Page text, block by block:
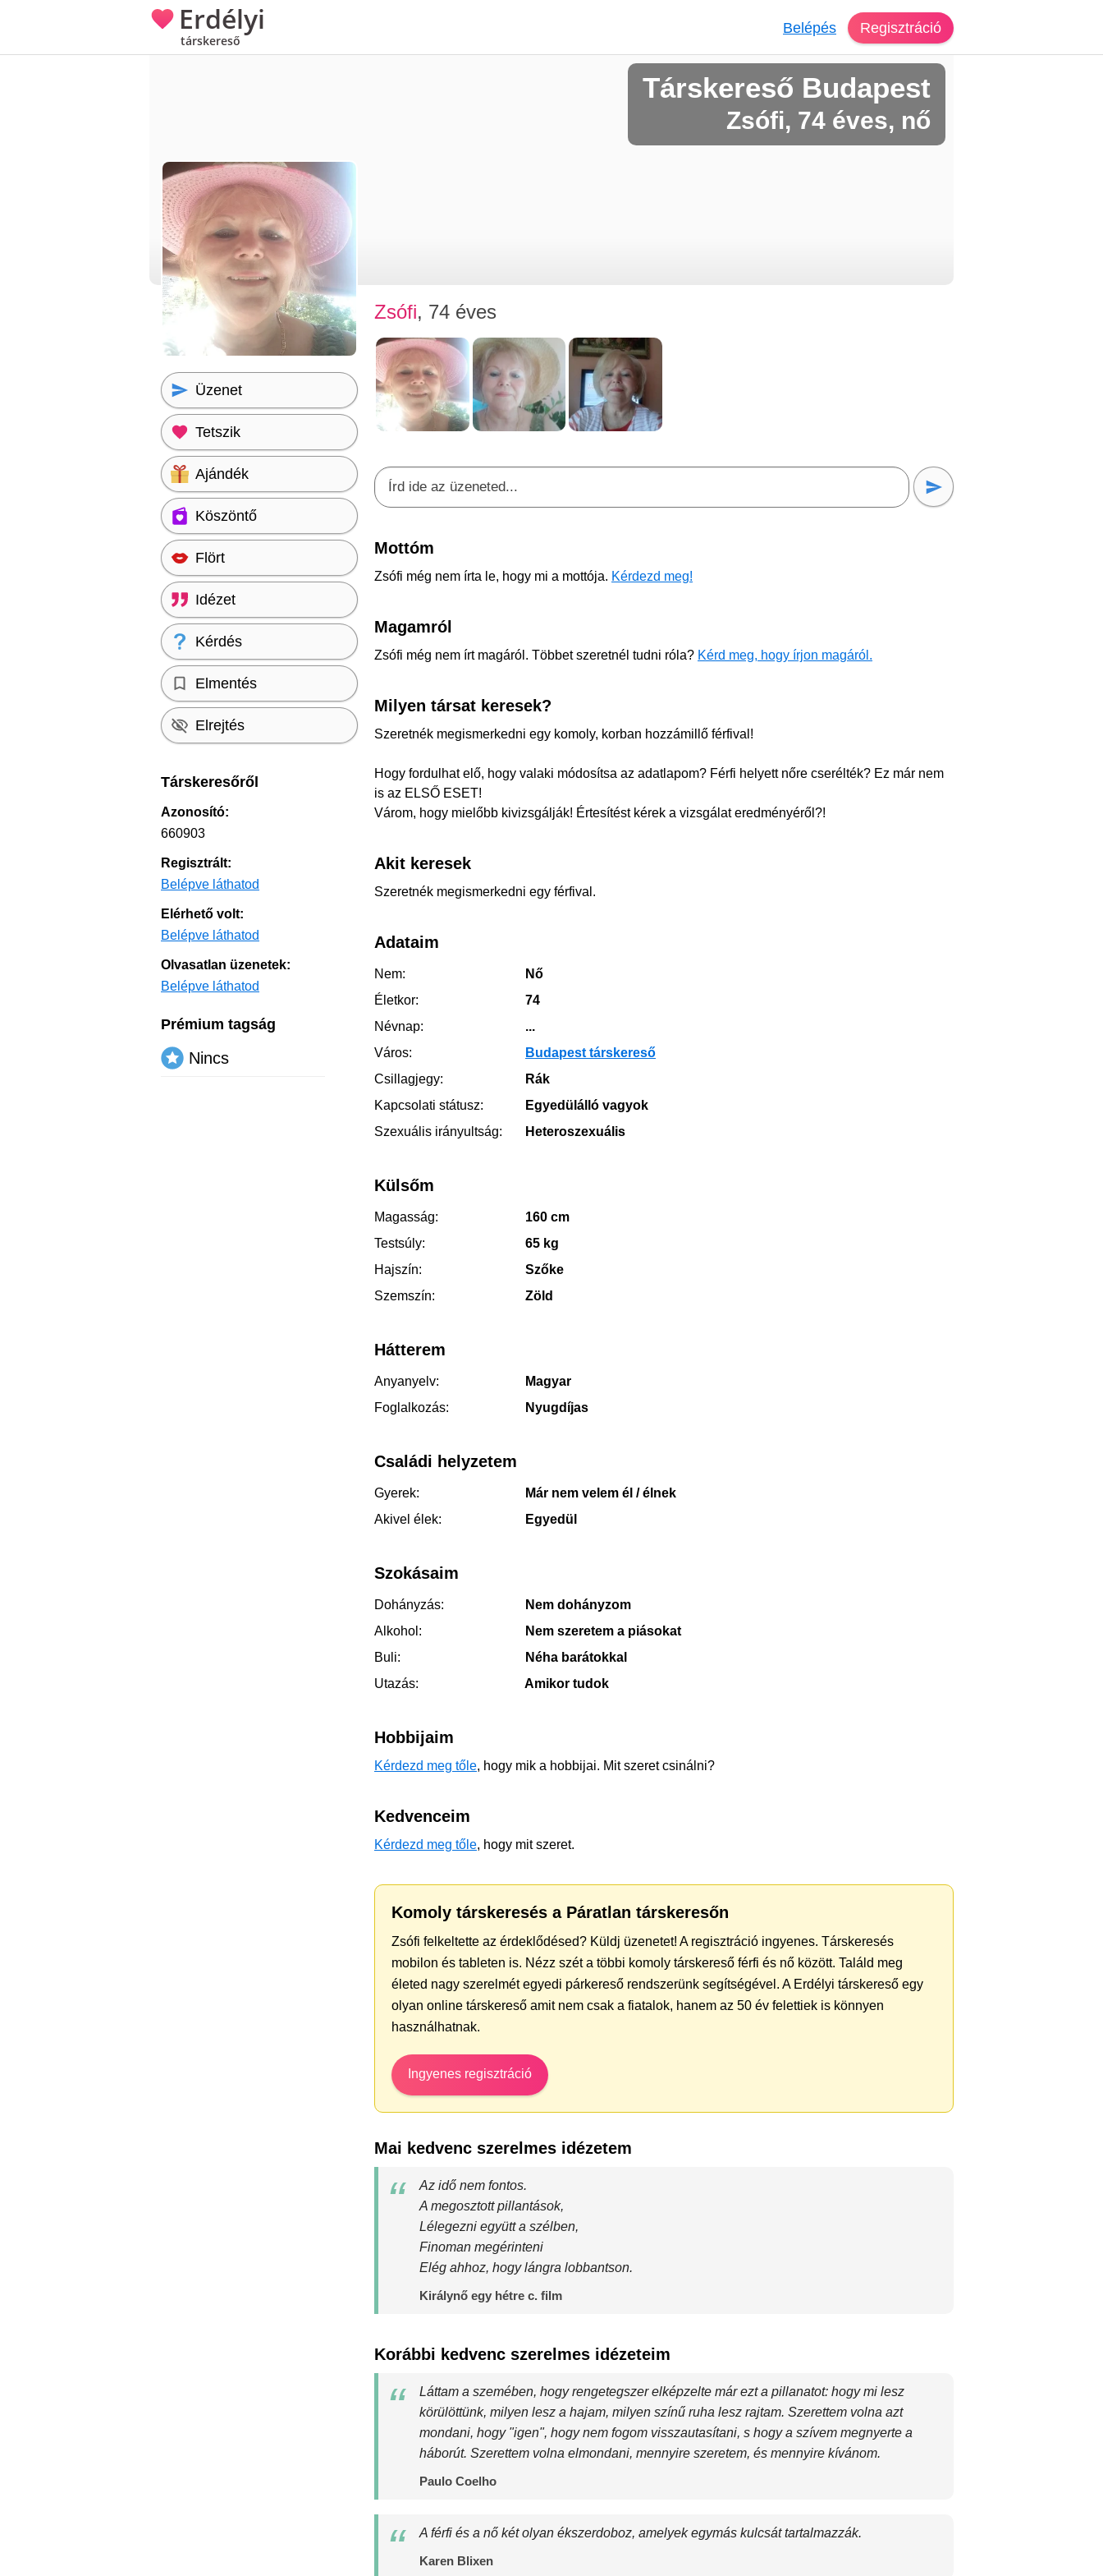
Erdélyi
társkereső
Belépés Regisztráció
Társkereső Budapest
Zsófi, 74 éves, nő
Zsófi, 74 éves
Mottóm
Zsófi még nem írta le, hogy mi a mottója. Kérdezd meg!
Magamról
Zsófi még nem írt magáról. Többet szeretnél tudni róla? Kérd meg, hogy írjon magáról.
Milyen társat keresek?
Szeretnék megismerkedni egy komoly, korban hozzámillő férfival!
Hogy fordulhat elő, hogy valaki módosítsa az adatlapom? Férfi helyett nőre cserélték? Ez már nem
is az ELSŐ ESET!
Várom, hogy mielőbb kivizsgálják! Értesítést kérek a vizsgálat eredményéről?!
Akit keresek
Szeretnék megismerkedni egy férfival.
Adataim
Nem:
Nő
Életkor:
74
Névnap:
...
Város:
Budapest társkereső
Csillagjegy:
Rák
Kapcsolati státusz:
Egyedülálló vagyok
Szexuális irányultság:
Heteroszexuális
Külsőm
Magasság:
160 cm
Testsúly:
65 kg
Hajszín:
Szőke
Szemszín:
Zöld
Hátterem
Anyanyelv:
Magyar
Foglalkozás:
Nyugdíjas
Családi helyzetem
Gyerek:
Már nem velem él / élnek
Akivel élek:
Egyedül
Szokásaim
Dohányzás:
Nem dohányzom
Alkohol:
Nem szeretem a piásokat
Buli:
Néha barátokkal
Utazás:
Amikor tudok
Hobbijaim
Kérdezd meg tőle, hogy mik a hobbijai. Mit szeret csinálni?
Kedvenceim
Kérdezd meg tőle, hogy mit szeret.
Komoly társkeresés a Páratlan társkeresőn
Zsófi felkeltette az érdeklődésed? Küldj üzenetet! A regisztráció ingyenes. Társkeresés
mobilon és tableten is. Nézz szét a többi komoly társkereső férfi és nő között. Találd meg
életed nagy szerelmét egyedi párkereső rendszerünk segítségével. A Erdélyi társkereső egy
olyan online társkereső amit nem csak a fiatalok, hanem az 50 év felettiek is könnyen
használhatnak.
Ingyenes regisztráció
Mai kedvenc szerelmes idézetem
Az idő nem fontos.
A megosztott pillantások,
Lélegezni együtt a szélben,
Finoman megérinteni
Elég ahhoz, hogy lángra lobbantson.
Királynő egy hétre c. film
Korábbi kedvenc szerelmes idézeteim
Láttam a szemében, hogy rengetegszer elképzelte már ezt a pillanatot: hogy mi lesz
körülöttünk, milyen lesz a hajam, milyen színű ruha lesz rajtam. Szerettem volna azt
mondani, hogy "igen", hogy nem fogom visszautasítani, s hogy a szívem megnyerte a
háborút. Szerettem volna elmondani, mennyire szeretem, és mennyire kívánom.
Paulo Coelho
A férfi és a nő két olyan ékszerdoboz, amelyek egymás kulcsát tartalmazzák.
Karen Blixen
Üzenet
Tetszik
Ajándék
Köszöntő
Flört
Idézet
Kérdés
Elmentés
Elrejtés
Társkeresőről
Azonosító:
660903
Regisztrált:
Belépve láthatod
Elérhető volt:
Belépve láthatod
Olvasatlan üzenetek:
Belépve láthatod
Prémium tagság
Nincs